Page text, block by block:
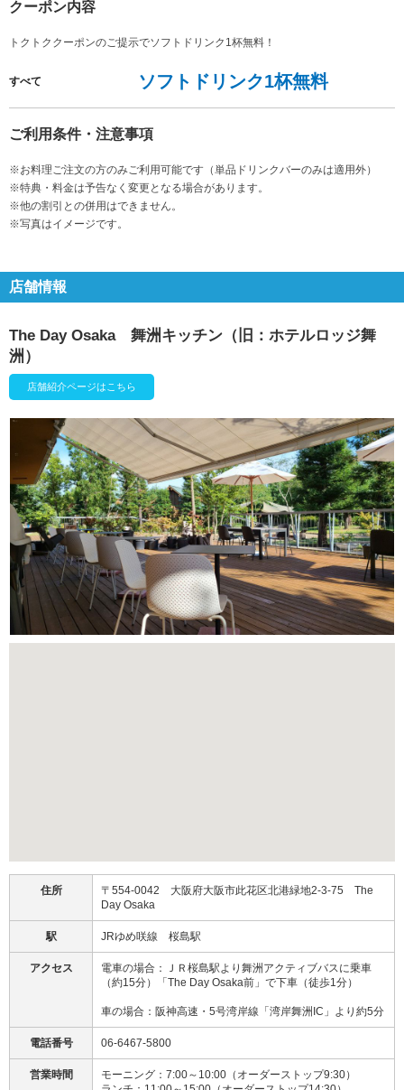
クーポン内容
トクトククーポンのご提示でソフトドリンク1杯無料！
すべて ソフトドリンク1杯無料
ご利用条件・注意事項
※お料理ご注文の方のみご利用可能です（単品ドリンクバーのみは適用外）
※特典・料金は予告なく変更となる場合があります。
※他の割引との併用はできません。
※写真はイメージです。
店舗情報
The Day Osaka 舞洲キッチン（旧：ホテルロッジ舞
洲）
店舗紹介ページはこちら
住所
〒554-0042 大阪府大阪市此花区北港緑地2-3-75 The
Day Osaka
駅 JRゆめ咲線 桜島駅
アクセス
電車の場合：ＪＲ桜島駅より舞洲アクティブバスに乗車
（約15分）「The Day Osaka前」で下車（徒歩1分）
車の場合：阪神高速・5号湾岸線「湾岸舞洲IC」より約5分
電話番号 06-6467-5800
営業時間
モーニング：7:00～10:00（オーダーストップ9:30）